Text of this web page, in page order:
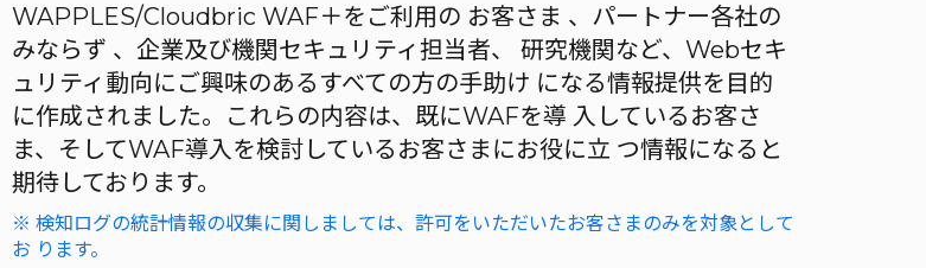
WAPPLES/Cloudbric WAF＋をご利用の お客さま 、パートナー各社の
みならず 、企業及び機関セキュリティ担当者、 研究機関など、Webセキ
ュリティ動向にご興味のあるすべての方の手助け になる情報提供を目的
に作成されました。これらの内容は、既にWAFを導 入しているお客さ
ま、そしてWAF導入を検討しているお客さまにお役に立 つ情報になると
期待しております。
※ 検知ログの統計情報の収集に関しましては、許可をいただいたお客さまのみを対象として
お ります。